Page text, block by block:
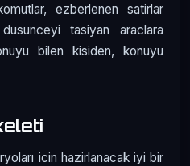
ezberlenen satirlar
tasiyan araclara
bilen kisiden, konuyu
icin hazirlanacak iyi bir